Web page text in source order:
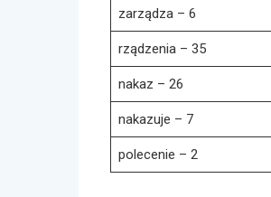
zarządza – 6
rządzenia – 35
nakaz – 26
nakazuje – 7
polecenie – 2